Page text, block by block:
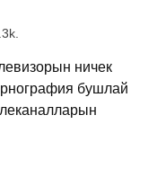
ничек
бушлай